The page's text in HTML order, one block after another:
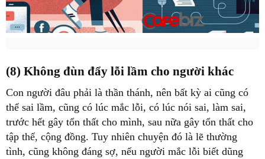
(8) Không đùn đẩy lỗi lầm cho người khác
Con người đâu phải là thần thánh, nên bất kỳ ai cũng có
thể sai lầm, cũng có lúc mắc lỗi, có lúc nói sai, làm sai,
trước hết gây tổn thất cho mình, sau nữa gây tổn thất cho
tập thể, cộng đồng. Tuy nhiên chuyện đó là lẽ thường
tình, cũng không đáng sợ, nếu người mắc lỗi biết dũng